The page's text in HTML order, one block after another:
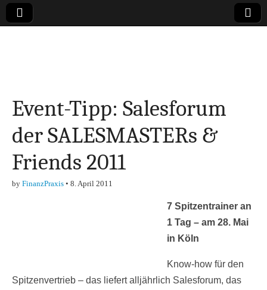
Finanzen,
Marketing-, Vertrieb-
& Investment-Tipps
Event-Tipp: Salesforum
der SALESMASTERs &
Friends 2011
by FinanzPraxis • 8. April 2011
7 Spitzentrainer an
1 Tag – am 28. Mai
in Köln
Know-how für den
Spitzenvertrieb – das liefert alljährlich Salesforum, das